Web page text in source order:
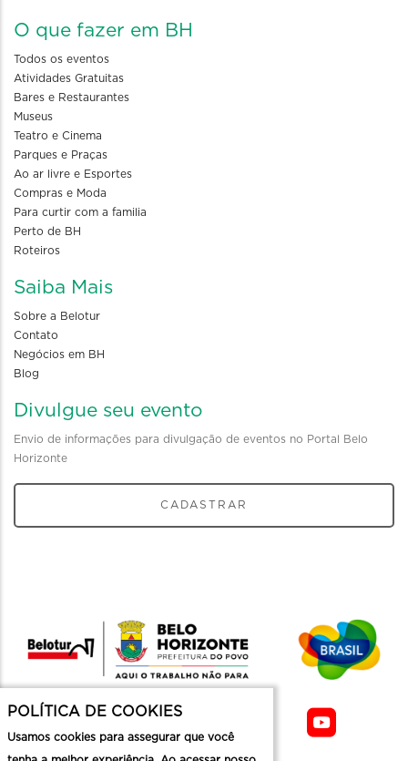
O que fazer em BH
Todos os eventos
Atividades Gratuitas
Bares e Restaurantes
Museus
Teatro e Cinema
Parques e Praças
Ao ar livre e Esportes
Compras e Moda
Para curtir com a familia
Perto de BH
Roteiros
Saiba Mais
Sobre a Belotur
Contato
Negócios em BH
Blog
Divulgue seu evento
Envio de informações para divulgação de eventos no Portal Belo
Horizonte
CADASTRAR
POLÍTICA DE COOKIES
Usamos cookies para assegurar que você